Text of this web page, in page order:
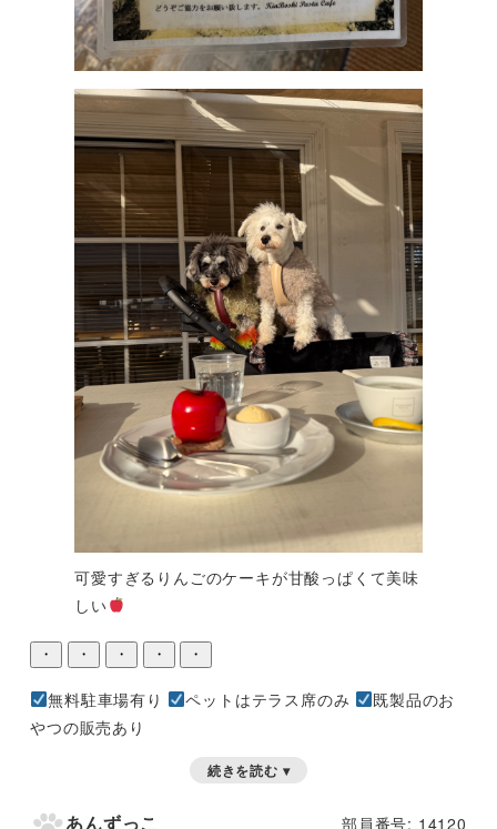
可愛すぎるりんごのケーキが甘酸っぱくて美味
しい
・ ・ ・ ・ ・
無料駐車場有り ペットはテラス席のみ
既製品のお
やつの販売あり
続きを読む ▾
あんずっこ 部員番号: 14120